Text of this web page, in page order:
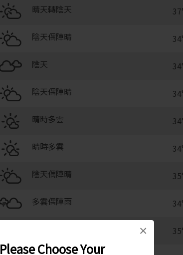
Please Choose Your
×
晴天轉陰天
陰天偶陣晴
陰天
陰天偶陣晴
晴時多雲
晴時多雲
陰天偶陣晴
多雲偶陣雨